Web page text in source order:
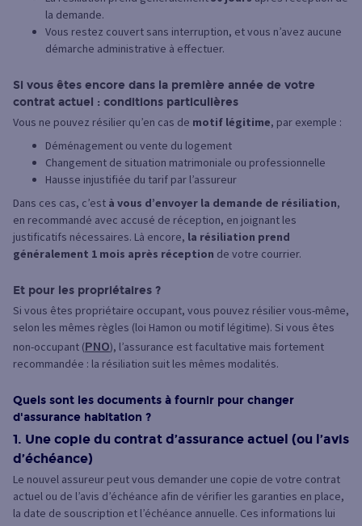
la demande.
Vous restez couvert sans interruption, et vous n’avez aucune
démarche administrative à effectuer.
Si vous êtes encore dans la première année de votre
contrat actuel : conditions particulières
Vous ne pouvez résilier qu’en cas de motif légitime, par exemple :
Déménagement ou vente du logement
Changement de situation matrimoniale ou professionnelle
Hausse injustifiée du tarif par l’assureur
Dans ces cas, c’est à vous d’envoyer la demande de résiliation,
en recommandé avec accusé de réception, en joignant les
justificatifs nécessaires. Là encore, la résiliation prend
généralement 1 mois après réception de votre courrier.
Et pour les propriétaires ?
Si vous êtes propriétaire occupant, vous pouvez résilier vous-même,
selon les mêmes règles (loi Hamon ou motif légitime). Si vous êtes
non-occupant (PNO), l’assurance est facultative mais fortement
recommandée : la résiliation suit les mêmes modalités.
Quels sont les documents à fournir pour changer
d'assurance habitation ?
1. Une copie du contrat d’assurance actuel (ou l’avis
d’échéance)
Le nouvel assureur peut vous demander une copie de votre contrat
actuel ou de l’avis d’échéance afin de vérifier les garanties en place,
la date de souscription et l’échéance annuelle. Ces informations lui